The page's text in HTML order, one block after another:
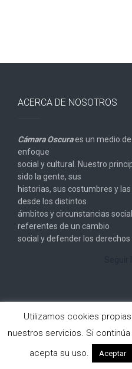
ACERCA DE NOSOTROS
Cámara Oscuraes un medio
enfoque
social y cultural. Nuestro
sido la gente, sus
historias, sus costumbres y
desde los distintos
ámbitos y circunstancias
referentes de un cambio
social y defender los
Copyright © 2026Cámara
Designed by
Utilizamos cookies
nuestros servicios. Si
acepta su uso.
Aceptar